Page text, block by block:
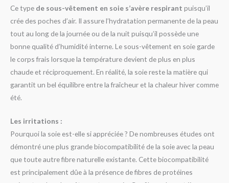
Ce type de sous-vêtement en soie s’avère respirant puisqu’il
crée des poches d’air. Il assure l’hydratation permanente de la peau
tout au long de la journée ou de la nuit puisqu’il possède une
bonne qualité d’humidité interne. Le sous-vêtement en soie garde
le corps frais lorsque la température devient de plus en plus
chaude et réciproquement. En réalité, la soie reste la matière qui
garantit un bel équilibre entre la fraîcheur et la chaleur hiver comme
été.
Les irritations :
Pourquoi la soie est-elle si appréciée ? De nombreuses études ont
démontré une plus grande biocompatibilité de la soie avec la peau
que toute autre fibre naturelle existante. Cette biocompatibilité
est principalement dûe à la présence de fibres de protéines